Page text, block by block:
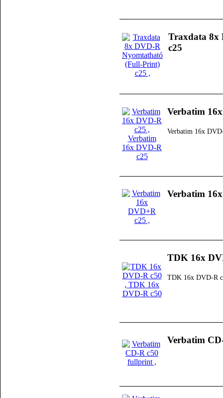
Traxdata 8x
c25
Verbatim
Verbatim 16x
Verbatim
TDK 16x
TDK 16x DVD-R
Verbatim